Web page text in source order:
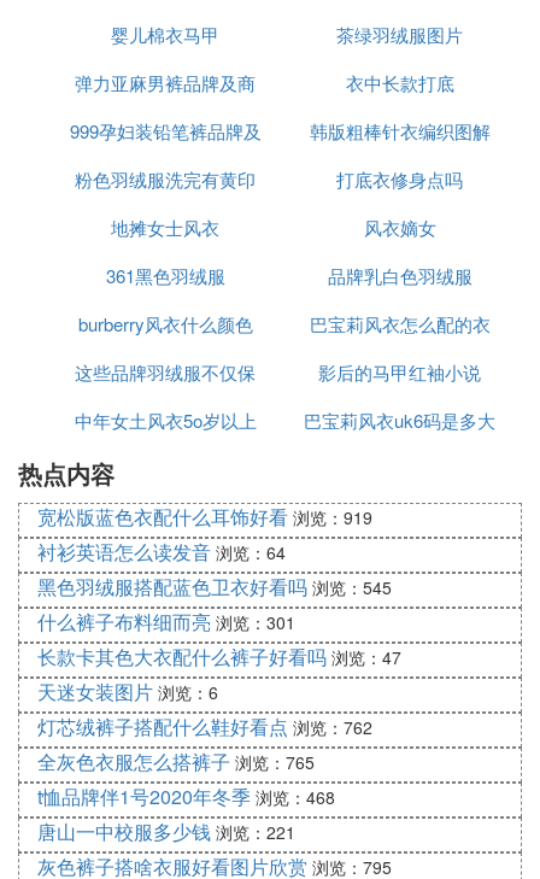
婴儿棉衣马甲
茶绿羽绒服图片
弹力亚麻男裤品牌及商
品
衣中长款打底
999孕妇装铅笔裤品牌及
商品
韩版粗棒针衣编织图解
视频
粉色羽绒服洗完有黄印
打底衣修身点吗
地摊女士风衣
风衣嫡女
361黑色羽绒服
品牌乳白色羽绒服
burberry风衣什么颜色
巴宝莉风衣怎么配的衣
服
这些品牌羽绒服不仅保
暖
影后的马甲红袖小说
中年女土风衣5o岁以上
巴宝莉风衣uk6码是多大
热点内容
宽松版蓝色衣配什么耳饰好看 浏览：919
衬衫英语怎么读发音 浏览：64
黑色羽绒服搭配蓝色卫衣好看吗 浏览：545
什么裤子布料细而亮 浏览：301
长款卡其色大衣配什么裤子好看吗 浏览：47
天迷女装图片 浏览：6
灯芯绒裤子搭配什么鞋好看点 浏览：762
全灰色衣服怎么搭裤子 浏览：765
t恤品牌伴1号2020年冬季 浏览：468
唐山一中校服多少钱 浏览：221
灰色裤子搭啥衣服好看图片欣赏 浏览：795